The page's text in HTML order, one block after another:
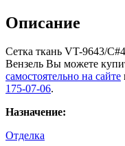
Описание
Сетка ткань VT-9643/
Вензель Вы можете
самостоятельно на сайте
175-07-06.
Назначение:
Отделка